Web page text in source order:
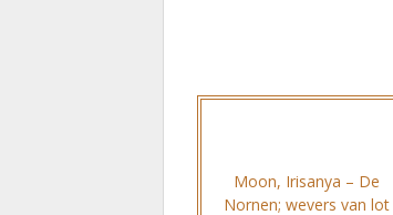
Moon, Irisanya – De
Nornen; wevers van lot